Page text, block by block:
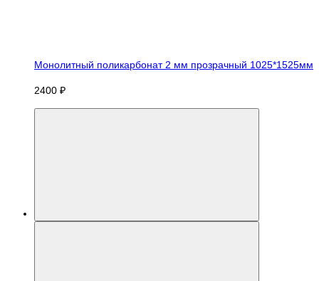
Монолитный поликарбонат 2 мм прозрачный 1025*1525мм
2400 ₽